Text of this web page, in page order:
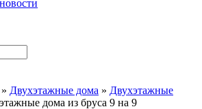
» Двухэтажные дома » Двухэтажные
дома из бруса 9 на 9